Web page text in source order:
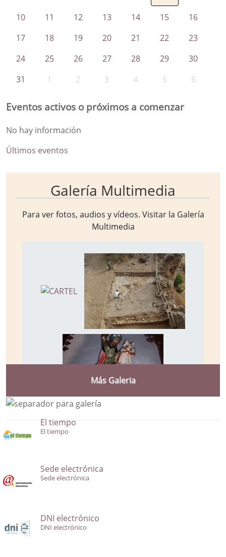
10
11 12 13 14 15
16
17
18 19 20 21 22
23
24
25 26 27 28 29
30
31
1 2 3 4 5 6
Eventos activos o próximos a comenzar
No hay información
Últimos eventos
Galería Multimedia
Para ver fotos, audios y vídeos. Visitar la Galería
Multimedia
Más Galeria
El tiempo
El tiempo
Sede electrónica
Sede electrónica
DNI electrónico
DNI electrónico